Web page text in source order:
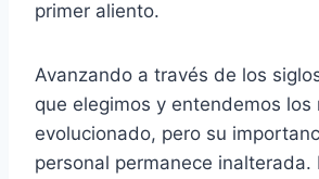
primer aliento.
Avanzando a través de los
que elegimos y entendemos los
evolucionado, pero su
personal permanece inalterada.